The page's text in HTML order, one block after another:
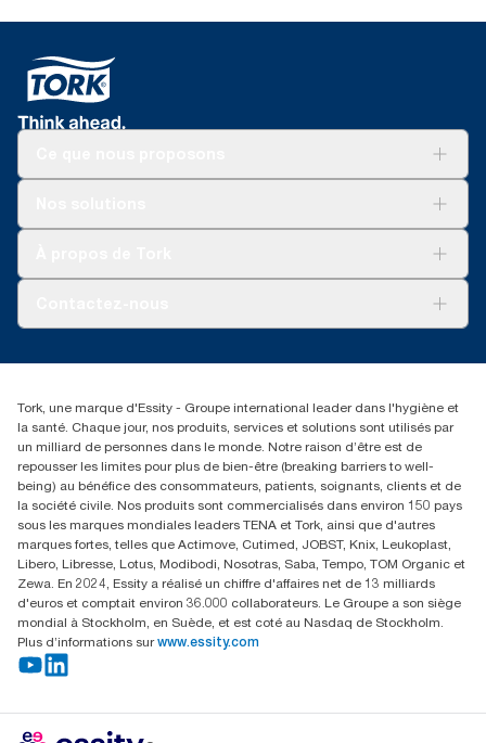
01 85 07 92 00
Tork, une marque d'Essity - Groupe international leader dans l'hygiène et
la santé. Chaque jour, nos produits, services et solutions sont utilisés par
un milliard de personnes dans le monde. Notre raison d’être est de
repousser les limites pour plus de bien-être (breaking barriers to well-
being) au bénéfice des consommateurs, patients, soignants, clients et de
la société civile. Nos produits sont commercialisés dans environ 150 pays
sous les marques mondiales leaders TENA et Tork, ainsi que d'autres
marques fortes, telles que Actimove, Cutimed, JOBST, Knix, Leukoplast,
Libero, Libresse, Lotus, Modibodi, Nosotras, Saba, Tempo, TOM Organic et
Zewa. En 2024, Essity a réalisé un chiffre d'affaires net de 13 milliards
d'euros et comptait environ 36.000 collaborateurs. Le Groupe a son siège
mondial à Stockholm, en Suède, et est coté au Nasdaq de Stockholm.
Plus d’informations sur www.essity.com